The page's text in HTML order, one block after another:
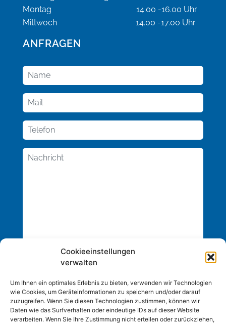
Cookieeinstellungen
verwalten
Um Ihnen ein optimales Erlebnis zu bieten, verwenden wir Technologien
wie Cookies, um Geräteinformationen zu speichern und/oder darauf
zuzugreifen. Wenn Sie diesen Technologien zustimmen, können wir
Daten wie das Surfverhalten oder eindeutige IDs auf dieser Website
verarbeiten. Wenn Sie Ihre Zustimmung nicht erteilen oder zurückziehen,
Montag 14.00 -16.00 Uhr
Mittwoch 14.00 -17.00 Uhr
ANFRAGEN